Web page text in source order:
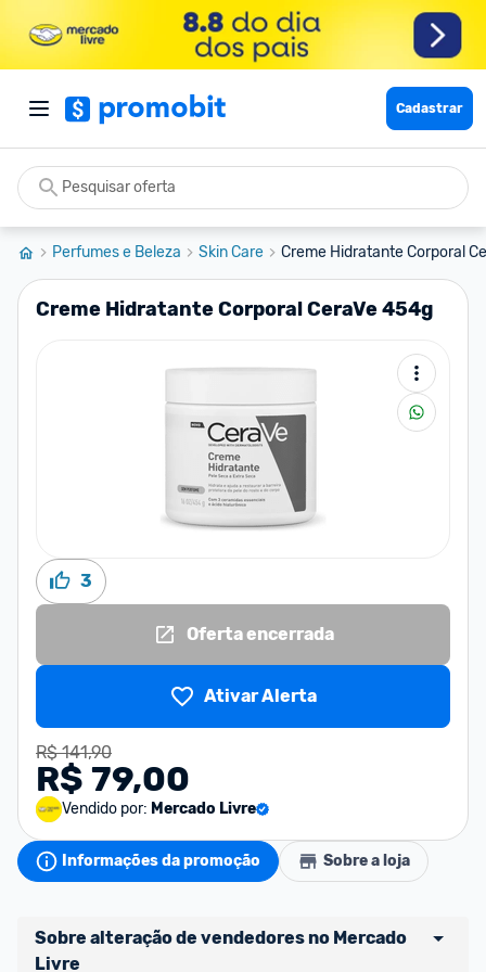
Cadastrar
Perfumes e Beleza Skin Care Creme Hidratante Corporal
Creme Hidratante Corporal CeraVe 454g
3
Oferta encerrada
Ativar Alerta
R$ 141,90
R$ 79,00
Vendido por: Mercado Livre
Informações da promoção Sobre a loja
Sobre alteração de vendedores no Mercado
Livre